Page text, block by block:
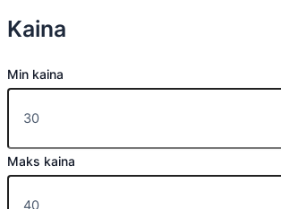
Kaina
Min kaina
Maks kaina